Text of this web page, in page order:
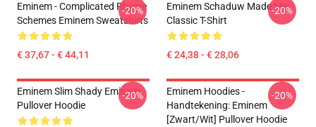
Eminem - Complicated Rhyme
Schemes Eminem Sweatshirts
€ 37,67 - € 44,11
-20%
Eminem Schaduw Made Me
Classic T-Shirt
€ 24,38 - € 28,06
-20%
Eminem Slim Shady Eminem
Pullover Hoodie
-20%
Eminem Hoodies -
Handtekening: Eminem
[Zwart/Wit] Pullover Hoodie
-20%